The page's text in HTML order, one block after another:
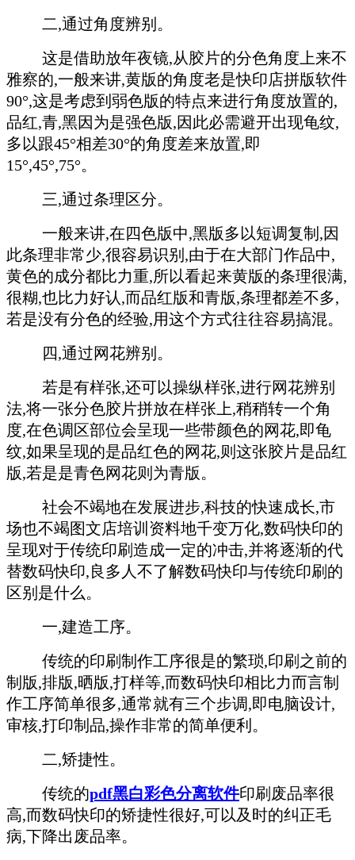
二,通过角度辨别。
这是借助放年夜镜,从胶片的分色角度上来不
雅察的,一般来讲,黄版的角度老是快印店拼版软件
90°,这是考虑到弱色版的特点来进行角度放置的,
品红,青,黑因为是强色版,因此必需避开出现龟纹,
多以跟45°相差30°的角度差来放置,即
15°,45°,75°。
三,通过条理区分。
一般来讲,在四色版中,黑版多以短调复制,因
此条理非常少,很容易识别,由于在大部门作品中,
黄色的成分都比力重,所以看起来黄版的条理很满,
很糊,也比力好认,而品红版和青版,条理都差不多,
若是没有分色的经验,用这个方式往往容易搞混。
四,通过网花辨别。
若是有样张,还可以操纵样张,进行网花辨别
法,将一张分色胶片拼放在样张上,稍稍转一个角
度,在色调区部位会呈现一些带颜色的网花,即龟
纹,如果呈现的是品红色的网花,则这张胶片是品红
版,若是是青色网花则为青版。
社会不竭地在发展进步,科技的快速成长,市
场也不竭图文店培训资料地千变万化,数码快印的
呈现对于传统印刷造成一定的冲击,并将逐渐的代
替数码快印,良多人不了解数码快印与传统印刷的
区别是什么。
一,建造工序。
传统的印刷制作工序很是的繁琐,印刷之前的
制版,排版,晒版,打样等,而数码快印相比力而言制
作工序简单很多,通常就有三个步调,即电脑设计,
审核,打印制品,操作非常的简单便利。
二,矫捷性。
传统的pdf黑白彩色分离软件印刷废品率很
高,而数码快印的矫捷性很好,可以及时的纠正毛
病,下降出废品率。